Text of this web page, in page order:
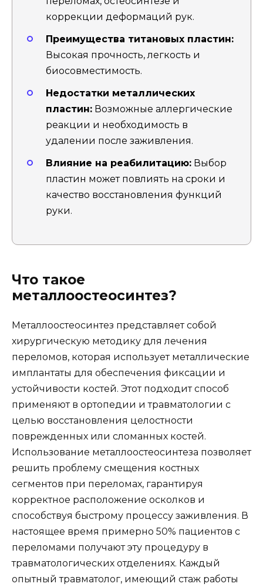
коррекции деформаций рук.
Преимущества титановых пластин:
Высокая прочность, легкость и
биосовместимость.
Недостатки металлических
пластин: Возможные аллергические
реакции и необходимость в
удалении после заживления.
Влияние на реабилитацию: Выбор
пластин может повлиять на сроки и
качество восстановления функций
руки.
Что такое
металлоостеосинтез?
Металлоостеосинтез представляет собой
хирургическую методику для лечения
переломов, которая использует металлические
имплантаты для обеспечения фиксации и
устойчивости костей. Этот подходит способ
применяют в ортопедии и травматологии с
целью восстановления целостности
поврежденных или сломанных костей.
Использование металлоостеосинтеза позволяет
решить проблему смещения костных
сегментов при переломах, гарантируя
корректное расположение осколков и
способствуя быстрому процессу заживления. В
настоящее время примерно 50% пациентов с
переломами получают эту процедуру в
травматологических отделениях. Каждый
опытный травматолог, имеющий стаж работы